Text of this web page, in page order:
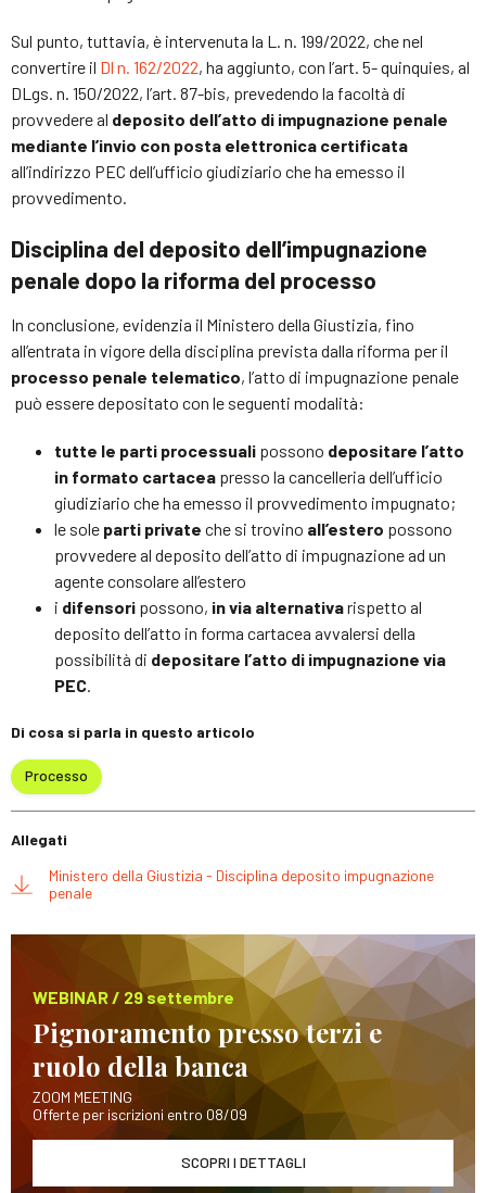
Sul punto, tuttavia, è intervenuta la L. n. 199/2022, che nel
convertire il Dl n. 162/2022, ha aggiunto, con l’art. 5- quinquies, al
DLgs. n. 150/2022, l’art. 87-bis, prevedendo la facoltà di
provvedere al deposito dell’atto di impugnazione penale
mediante l’invio con posta elettronica certificata
all’indirizzo PEC dell’ufficio giudiziario che ha emesso il
provvedimento.
Disciplina del deposito dell’impugnazione
penale dopo la riforma del processo
In conclusione, evidenzia il Ministero della Giustizia, fino
all’entrata in vigore della disciplina prevista dalla riforma per il
processo penale telematico, l’atto di impugnazione penale
può essere depositato con le seguenti modalità:
tutte le parti processuali possono depositare l’atto
in formato cartacea presso la cancelleria dell’ufficio
giudiziario che ha emesso il provvedimento impugnato;
le sole parti private che si trovino all’estero possono
provvedere al deposito dell’atto di impugnazione ad un
agente consolare all’estero
i difensori possono, in via alternativarispetto al
deposito dell’atto in forma cartacea avvalersi della
possibilità di depositare l’atto di impugnazione via
PEC.
Di cosa si parla in questo articolo
Processo
Allegati
Ministero della Giustizia - Disciplina deposito impugnazione
penale
WEBINAR / 29 settembre
Pignoramento presso terzi e
ruolo della banca
ZOOM MEETING
Offerte per iscrizioni entro 08/09
SCOPRI I DETTAGLI